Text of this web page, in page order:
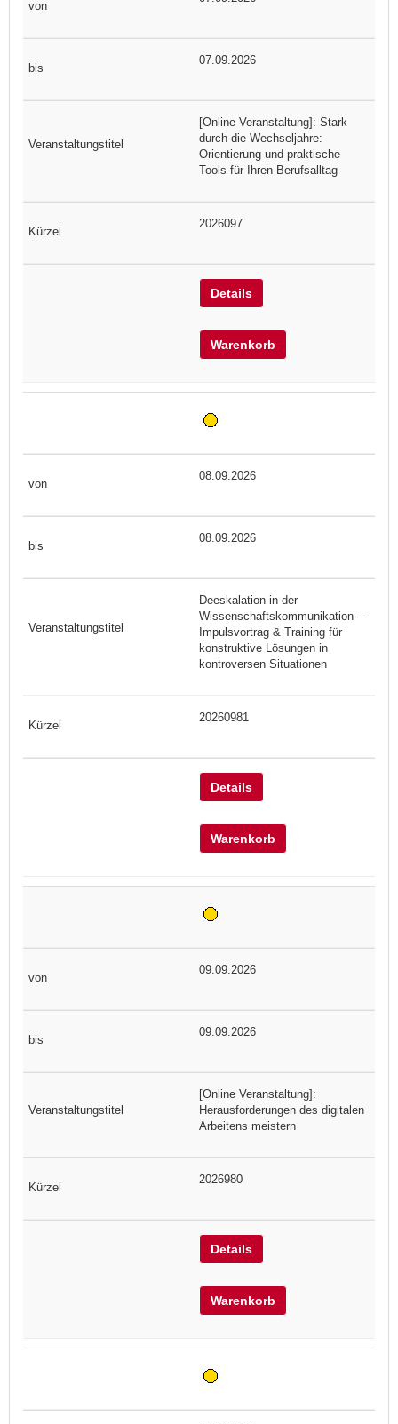
07.09.2026
[Online Veranstaltung]: Stark
durch die Wechseljahre:
Orientierung und praktische
Tools für Ihren Berufsalltag
2026097
Details
Warenkorb
08.09.2026
08.09.2026
Deeskalation in der
Wissenschaftskommunikation –
Impulsvortrag & Training für
konstruktive Lösungen in
kontroversen Situationen
20260981
Details
Warenkorb
09.09.2026
09.09.2026
[Online Veranstaltung]:
Herausforderungen des digitalen
Arbeitens meistern
2026980
Details
Warenkorb